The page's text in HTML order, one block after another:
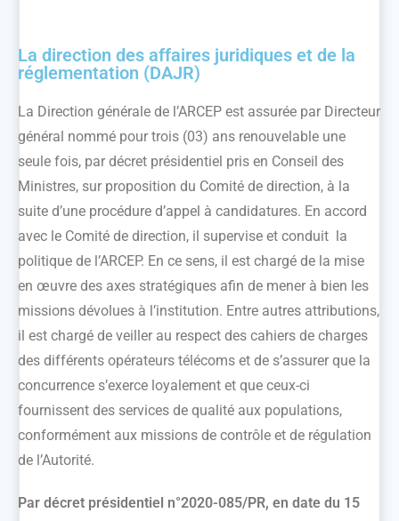
La direction des affaires juridiques et de la
réglementation (DAJR)
La Direction générale de l’ARCEP est assurée par Directeur
général nommé pour trois (03) ans renouvelable une
seule fois, par décret présidentiel pris en Conseil des
Ministres, sur proposition du Comité de direction, à la
suite d’une procédure d’appel à candidatures. En accord
avec le Comité de direction, il supervise et conduit la
politique de l’ARCEP. En ce sens, il est chargé de la mise
en œuvre des axes stratégiques afin de mener à bien les
missions dévolues à l’institution. Entre autres attributions,
il est chargé de veiller au respect des cahiers de charges
des différents opérateurs télécoms et de s’assurer que la
concurrence s’exerce loyalement et que ceux-ci
fournissent des services de qualité aux populations,
conformément aux missions de contrôle et de régulation
de l’Autorité.
Par décret présidentiel n°2020-085/PR, en date du 15